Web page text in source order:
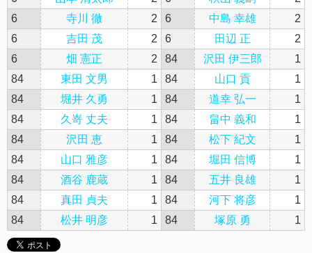
6
寺川 徹 2 6 中島 幸雄
2
6
吉田 茂 2 6 田辺 正
2
6
畑 憲正 2 84 沢田 伊三郎
1
84
東田 文男 1 84 山口 貢
1
84
堀井 久勇 1 84 道幸 弘一
1
84
久嵜 丈夫 1 84 畠中 義和
1
84
沢田 恵 1 84 松下 紀文
1
84
山口 雅彦 1 84 堀田 信博
1
84
酒谷 鹿蔵 1 84 五井 良雄
1
84
真田 貞夫 1 84 河下 将彦
1
84
松井 明彦 1 84 塚原 勇 1